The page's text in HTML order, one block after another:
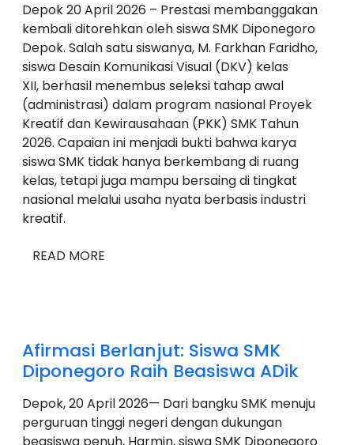
Depok 20 April 2026 – Prestasi membanggakan
kembali ditorehkan oleh siswa SMK Diponegoro
Depok. Salah satu siswanya, M. Farkhan Faridho,
siswa Desain Komunikasi Visual (DKV) kelas
XII, berhasil menembus seleksi tahap awal
(administrasi) dalam program nasional Proyek
Kreatif dan Kewirausahaan (PKK) SMK Tahun
2026. Capaian ini menjadi bukti bahwa karya
siswa SMK tidak hanya berkembang di ruang
kelas, tetapi juga mampu bersaing di tingkat
nasional melalui usaha nyata berbasis industri
kreatif.
READ MORE
Afirmasi Berlanjut: Siswa SMK
Diponegoro Raih Beasiswa ADik
Depok, 20 April 2026— Dari bangku SMK menuju
perguruan tinggi negeri dengan dukungan